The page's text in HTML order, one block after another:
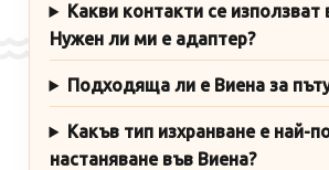
Какви контакти се използват
Нужен ли ми е адаптер?
Подходяща ли е Виена за
Какъв тип изхранване е най-
настаняване във Виена?